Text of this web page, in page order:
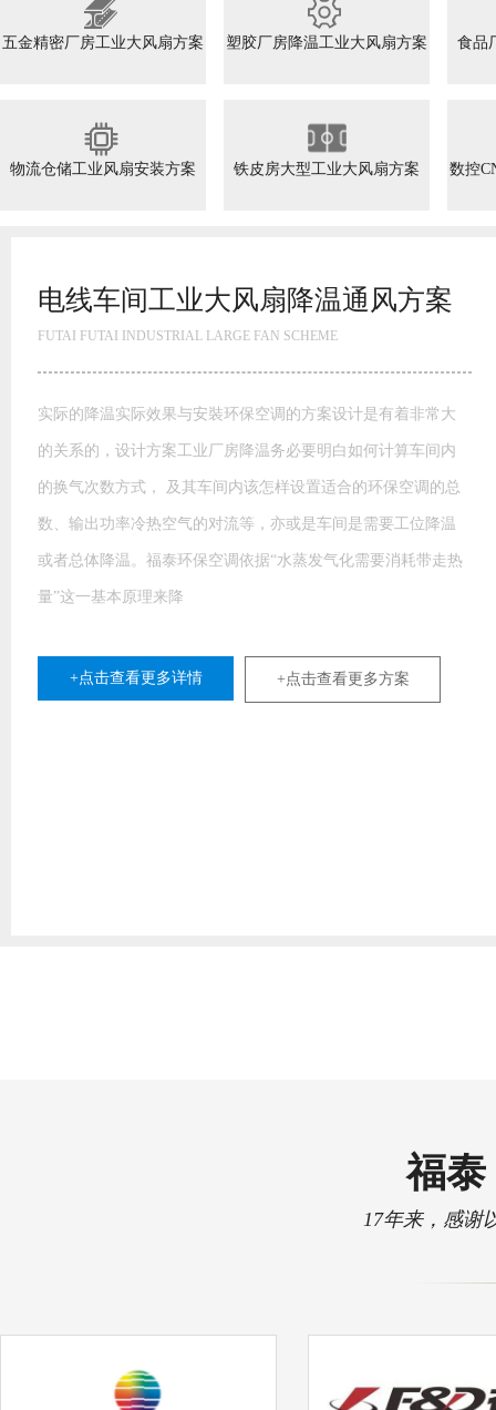
五金精密厂房工业大风扇方案 塑胶厂房降温工业大风扇方案 食品
物流仓储工业风扇安装方案 铁皮房大型工业大风扇方案 数控
高大空间工业大风扇方案
FUTAI FUTAI INDUSTRIAL LARGE FAN SCHEME
模具模胚车间工业大风扇通风方案 玩具厂降温水帘风机降温方
案湿帘”降温是通过蒸发降温的一种高效经济的降温方式。干热
空气通过水帘进入室内，由于水帘内孔壁均匀布满水膜，这样
室外新鲜空气穿过水帘时，水帘上的水会吸收空气中的热量并
产生蒸发现象，使新鲜空气温度下降，湿度增加，完成降温过
程，从
+点击查看更多详情 +点击查看更多方案
福泰
17年来，感谢